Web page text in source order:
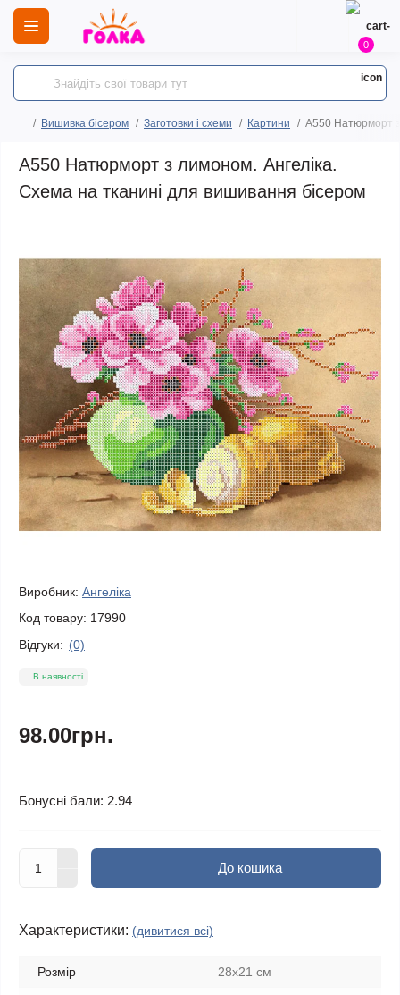
0
Вишивка бісером Заготовки і схеми Картини A550 Натюрморт
A550 Натюрморт з лимоном. Ангеліка.
Схема на тканині для вишивання бісером
Виробник: Ангеліка
Код товару: 17990
Відгуки: (0)
В наявності
98.00грн.
Бонусні бали: 2.94
До кошика
Характеристики: (дивитися всі)
Розмір 28x21 см